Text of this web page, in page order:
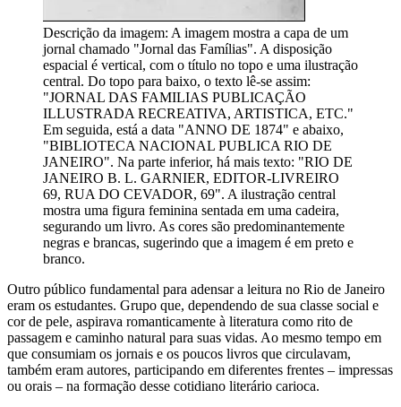
Descrição da imagem: A imagem mostra a capa de um
jornal chamado "Jornal das Famílias". A disposição
espacial é vertical, com o título no topo e uma ilustração
central. Do topo para baixo, o texto lê-se assim:
"JORNAL DAS FAMILIAS PUBLICAÇÃO
ILLUSTRADA RECREATIVA, ARTISTICA, ETC."
Em seguida, está a data "ANNO DE 1874" e abaixo,
"BIBLIOTECA NACIONAL PUBLICA RIO DE
JANEIRO". Na parte inferior, há mais texto: "RIO DE
JANEIRO B. L. GARNIER, EDITOR-LIVREIRO
69, RUA DO CEVADOR, 69". A ilustração central
mostra uma figura feminina sentada em uma cadeira,
segurando um livro. As cores são predominantemente
negras e brancas, sugerindo que a imagem é em preto e
branco.
Outro público fundamental para adensar a leitura no Rio de Janeiro
eram os estudantes. Grupo que, dependendo de sua classe social e
cor de pele, aspirava romanticamente à literatura como rito de
passagem e caminho natural para suas vidas. Ao mesmo tempo em
que consumiam os jornais e os poucos livros que circulavam,
também eram autores, participando em diferentes frentes – impressas
ou orais – na formação desse cotidiano literário carioca.